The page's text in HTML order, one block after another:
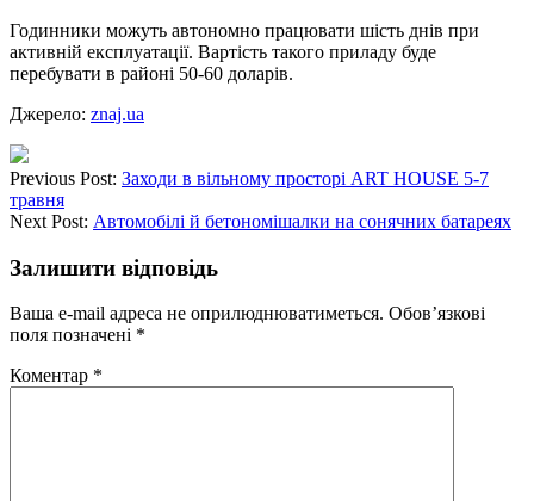
Годинники можуть автономно працювати шість днів при
активній експлуатації. Вартість такого приладу буде
перебувати в районі 50-60 доларів.
Джерело: znaj.ua
Previous Post: Заходи в вільному просторі ART HOUSE 5-7
травня
Next Post: Автомобілі й бетономішалки на сонячних батареях
Залишити відповідь
Ваша e-mail адреса не оприлюднюватиметься. Обов’язкові
поля позначені *
Коментар *